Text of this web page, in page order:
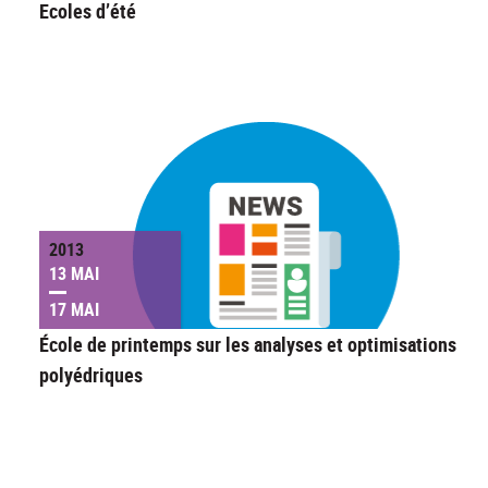
Ecoles d’été
2013
13 MAI
17 MAI
École de printemps sur les analyses et optimisations
polyédriques